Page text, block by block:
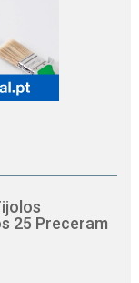
25 Preceram